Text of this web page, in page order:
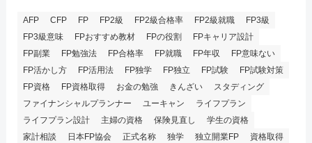
AFP CFP FP FP2級 FP2級合格率 FP2級就職
FP3級
FP3級意味
FPおすすめ教材 FPの役割
FPキャリア設計
FP副業
FP勉強法 FP合格率 FP就職 FP年収
FP意味ない
FP活かし方
FP活用法 FP独学 FP独立 FP試験
FP試験対策
FP資格
FP資格取得 お金の勉強 きんざい
スタディング
ファイナンシャルプランナー
ユーキャン
ライフプラン
ライフプラン設計
主婦の資格 保険見直し
学生の資格
家計相談
日本FP協会 正式名称 独学 独立開業FP
資格取得